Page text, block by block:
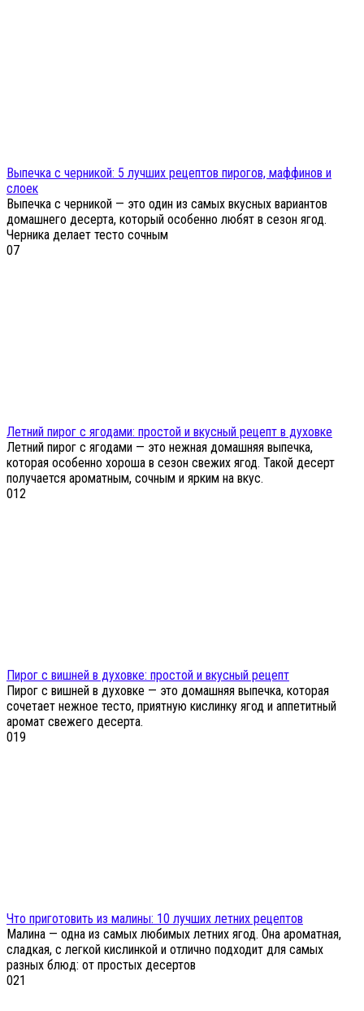
Выпечка с черникой: 5 лучших рецептов пирогов, маффинов и
слоек
Выпечка с черникой — это один из самых вкусных вариантов
домашнего десерта, который особенно любят в сезон ягод.
Черника делает тесто сочным
07
Летний пирог с ягодами: простой и вкусный рецепт в духовке
Летний пирог с ягодами — это нежная домашняя выпечка,
которая особенно хороша в сезон свежих ягод. Такой десерт
получается ароматным, сочным и ярким на вкус.
012
Пирог с вишней в духовке: простой и вкусный рецепт
Пирог с вишней в духовке — это домашняя выпечка, которая
сочетает нежное тесто, приятную кислинку ягод и аппетитный
аромат свежего десерта.
019
Что приготовить из малины: 10 лучших летних рецептов
Малина — одна из самых любимых летних ягод. Она ароматная,
сладкая, с легкой кислинкой и отлично подходит для самых
разных блюд: от простых десертов
021